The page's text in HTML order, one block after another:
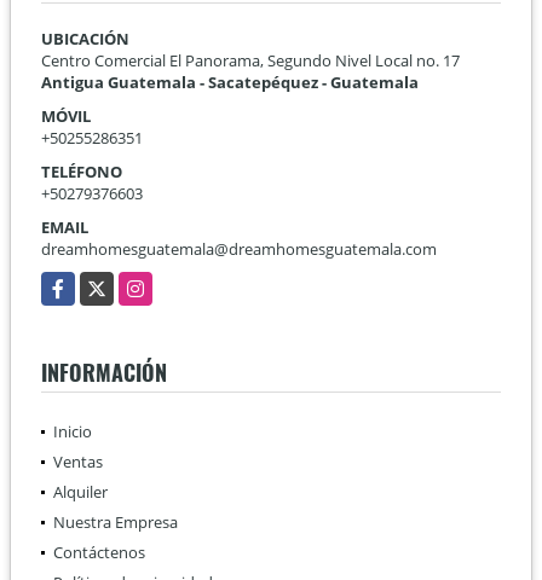
UBICACIÓN
Centro Comercial El Panorama, Segundo Nivel Local no. 17
Antigua Guatemala - Sacatepéquez - Guatemala
MÓVIL
+50255286351
TELÉFONO
+50279376603
EMAIL
dreamhomesguatemala@dreamhomesguatemala.com
Facebook
X Instagram
INFORMACIÓN
Inicio
Ventas
Alquiler
Nuestra Empresa
Contáctenos